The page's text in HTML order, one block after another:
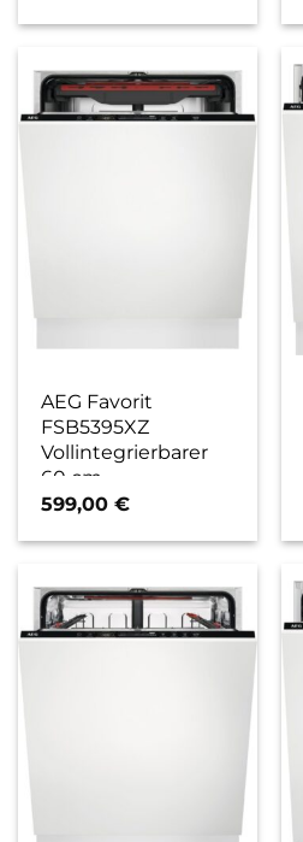
AEG Favorit
FSB5395XZ
Vollintegrierbarer
60 cm
Geschirrspüler
599,00€